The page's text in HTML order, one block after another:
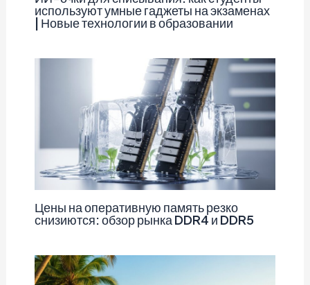
используют умные гаджеты на экзаменах
| Новые технологии в образовании
Цены на оперативную память резко
снизиются: обзор рынка DDR4 и DDR5